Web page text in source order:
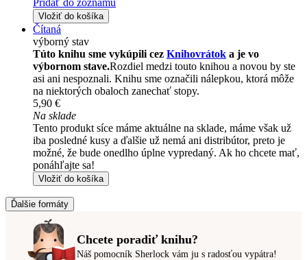
Pridať do zoznamu
Vložiť do košíka
Čítaná
výborný stav
Túto knihu sme vykúpili cez Knihovrátok a je vo
výbornom stave.Rozdiel medzi touto knihou a novou by ste
asi ani nespoznali. Knihu sme označili nálepkou, ktorá môže
na niektorých obaloch zanechať stopy.
5,90 €
Na sklade
Tento produkt síce máme aktuálne na sklade, máme však už
iba posledné kusy a ďalšie už nemá ani distribútor, preto je
možné, že bude onedlho úplne vypredaný. Ak ho chcete mať,
ponáhľajte sa!
Vložiť do košíka
Ďalšie formáty
Chcete poradiť knihu?
Náš pomocník Sherlock vám ju s radosťou vypátra!